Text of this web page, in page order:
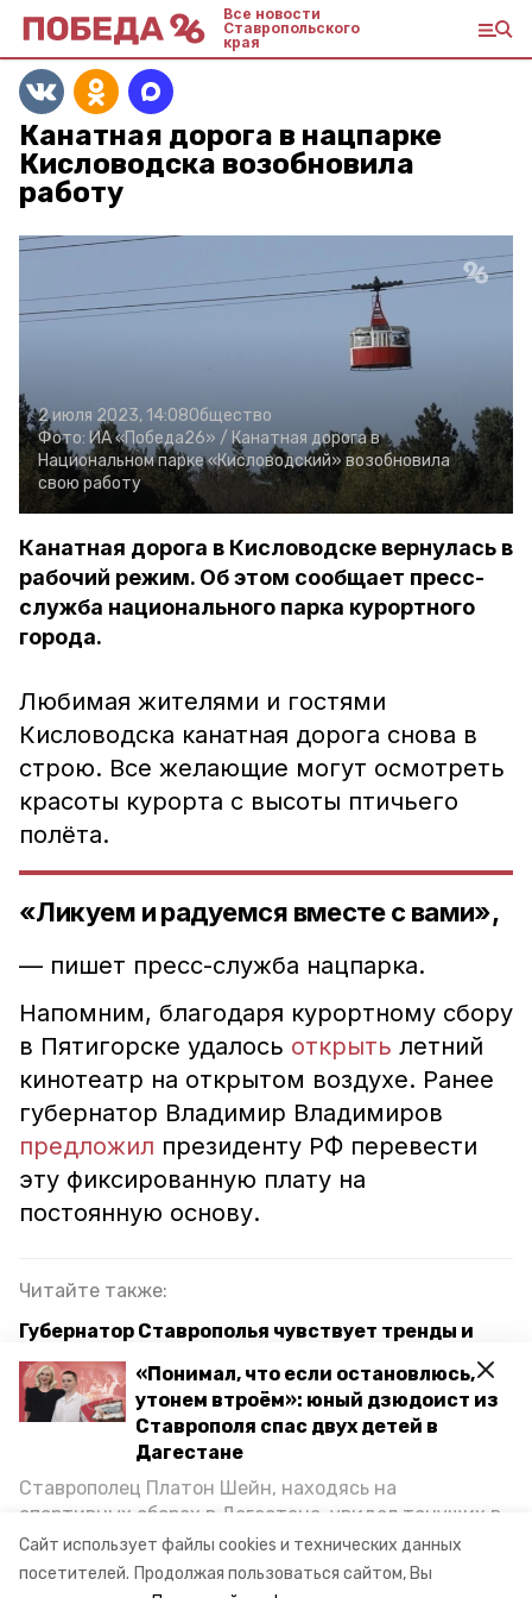
Сайт использует файлы cookies и технических данных
посетителей. Продолжая пользоваться сайтом, Вы
«Понимал, что если остановлюсь,
утонем втроём»: юный дзюдоист из
Ставрополя спас двух детей в
Дагестане
Ставрополец Платон Шейн, находясь на
спортивных сборах в Дегестане, увидел тонущих в
Каспийском море детей и бросился на помощь. По
возвращении домой, отважного мальчика
пригласили в министерство образования края и
Все новости
Ставропольского
края
Канатная дорога в нацпарке
Кисловодска возобновила
работу
2 июля 2023, 14:08Общество
Фото: ИА «Победа26» / Канатная дорога в
Национальном парке «Кисловодский» возобновила
свою работу
Канатная дорога в Кисловодске вернулась в
рабочий режим. Об этом сообщает пресс-
служба национального парка курортного
города.
Любимая жителями и гостями
Кисловодска канатная дорога снова в
строю. Все желающие могут осмотреть
красоты курорта с высоты птичьего
полёта.
«Ликуем и радуемся вместе с вами»,
— пишет пресс-служба нацпарка.
Напомним, благодаря курортному сбору
в Пятигорске удалось открыть летний
кинотеатр на открытом воздухе. Ранее
губернатор Владимир Владимиров
предложил президенту РФ перевести
эту фиксированную плату на
постоянную основу.
Читайте также:
Губернатор Ставрополья чувствует тренды и
перспективы туристической отрасли — эксперт
Более 220 млн рублей получит Ставрополье на
развитие туризма в 2023 году
ставропольский край кисловодск
канатная дорога